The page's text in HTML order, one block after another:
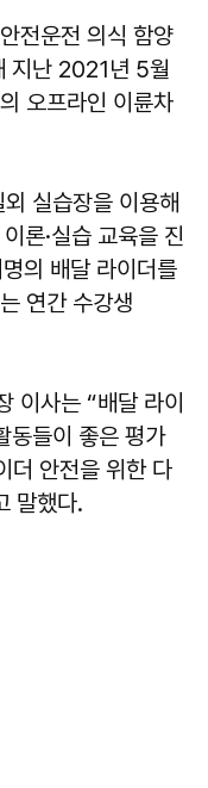
전운전 의식 함양
지난 2021년 5월
오프라인 이륜차
실습장을 이용해
론·실습 교육을 진
의 배달 라이더를
연간 수강생
이사는 “배달 라이
동들이 좋은 평가
더 안전을 위한 다
말했다.